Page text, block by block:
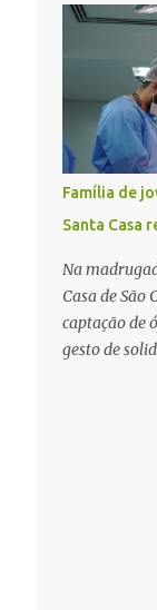
bloqueada
conseguir
novamente
mas não
adega. O
20h40, na
acordo com
confusão
externa,
passaram a
vítimas
três pessoas
Até o
informações
dos feridos.
Santa
Família de
Santa Casa
Na
Casa de São
captação de
gesto de